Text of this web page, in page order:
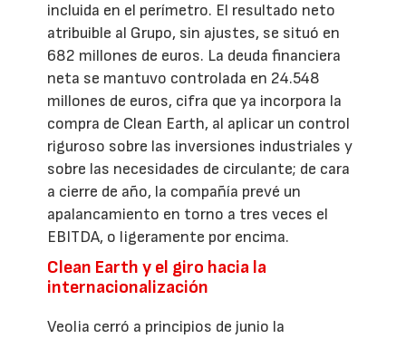
incluida en el perímetro. El resultado neto
atribuible al Grupo, sin ajustes, se situó en
682 millones de euros. La deuda financiera
neta se mantuvo controlada en 24.548
millones de euros, cifra que ya incorpora la
compra de Clean Earth, al aplicar un control
riguroso sobre las inversiones industriales y
sobre las necesidades de circulante; de cara
a cierre de año, la compañía prevé un
apalancamiento en torno a tres veces el
EBITDA, o ligeramente por encima.
Clean Earth y el giro hacia la
internacionalización
Veolia cerró a principios de junio la